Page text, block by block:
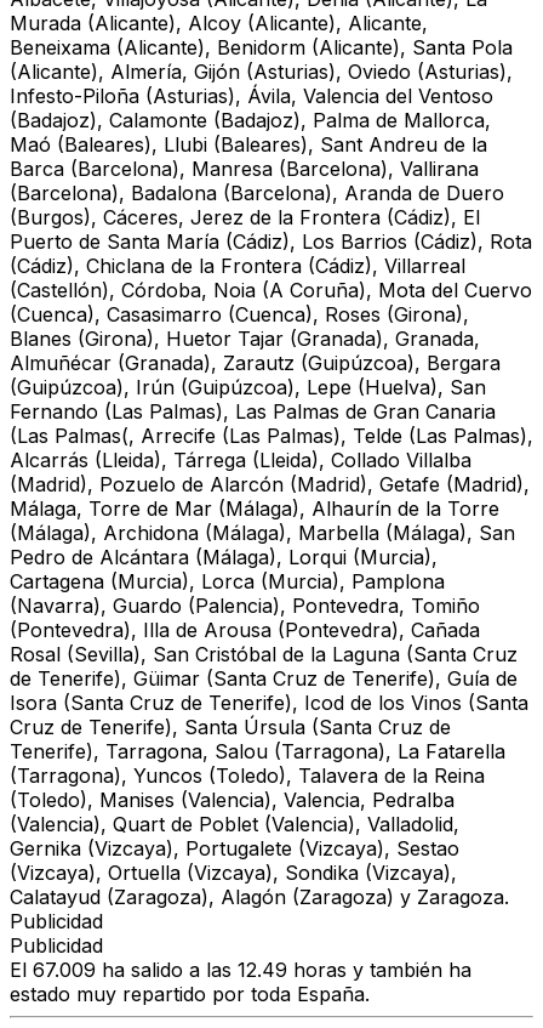
Murada (Alicante), Alcoy (Alicante), Alicante,
Beneixama (Alicante), Benidorm (Alicante), Santa Pola
(Alicante), Almería, Gijón (Asturias), Oviedo (Asturias),
Infesto-Piloña (Asturias), Ávila, Valencia del Ventoso
(Badajoz), Calamonte (Badajoz), Palma de Mallorca,
Maó (Baleares), Llubi (Baleares), Sant Andreu de la
Barca (Barcelona), Manresa (Barcelona), Vallirana
(Barcelona), Badalona (Barcelona), Aranda de Duero
(Burgos), Cáceres, Jerez de la Frontera (Cádiz), El
Puerto de Santa María (Cádiz), Los Barrios (Cádiz), Rota
(Cádiz), Chiclana de la Frontera (Cádiz), Villarreal
(Castellón), Córdoba, Noia (A Coruña), Mota del Cuervo
(Cuenca), Casasimarro (Cuenca), Roses (Girona),
Blanes (Girona), Huetor Tajar (Granada), Granada,
Almuñécar (Granada), Zarautz (Guipúzcoa), Bergara
(Guipúzcoa), Irún (Guipúzcoa), Lepe (Huelva), San
Fernando (Las Palmas), Las Palmas de Gran Canaria
(Las Palmas(, Arrecife (Las Palmas), Telde (Las Palmas),
Alcarrás (Lleida), Tárrega (Lleida), Collado Villalba
(Madrid), Pozuelo de Alarcón (Madrid), Getafe (Madrid),
Málaga, Torre de Mar (Málaga), Alhaurín de la Torre
(Málaga), Archidona (Málaga), Marbella (Málaga), San
Pedro de Alcántara (Málaga), Lorqui (Murcia),
Cartagena (Murcia), Lorca (Murcia), Pamplona
(Navarra), Guardo (Palencia), Pontevedra, Tomiño
(Pontevedra), Illa de Arousa (Pontevedra), Cañada
Rosal (Sevilla), San Cristóbal de la Laguna (Santa Cruz
de Tenerife), Güimar (Santa Cruz de Tenerife), Guía de
Isora (Santa Cruz de Tenerife), Icod de los Vinos (Santa
Cruz de Tenerife), Santa Úrsula (Santa Cruz de
Tenerife), Tarragona, Salou (Tarragona), La Fatarella
(Tarragona), Yuncos (Toledo), Talavera de la Reina
(Toledo), Manises (Valencia), Valencia, Pedralba
(Valencia), Quart de Poblet (Valencia), Valladolid,
Gernika (Vizcaya), Portugalete (Vizcaya), Sestao
(Vizcaya), Ortuella (Vizcaya), Sondika (Vizcaya),
Calatayud (Zaragoza), Alagón (Zaragoza) y Zaragoza.
Publicidad
Publicidad
El 67.009 ha salido a las 12.49 horas y también ha
estado muy repartido por toda España.